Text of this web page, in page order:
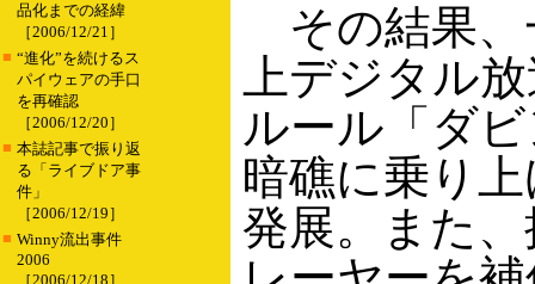
品化までの経緯
［2006/12/21］
■ “進化”を続けるス
パイウェアの手口
を再確認
［2006/12/20］
■ 本誌記事で振り返
る「ライブドア事
件」
［2006/12/19］
■ Winny流出事件
2006
［2006/12/18］
その結果、
上デジタル
ルール「ダ
暗礁に乗り
発展。また